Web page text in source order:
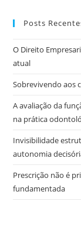
Posts
O Direito
atual
Sobrevivendo aos
A avaliação da
na prática
Invisibilidade
autonomia
Prescrição não é
fundamentada